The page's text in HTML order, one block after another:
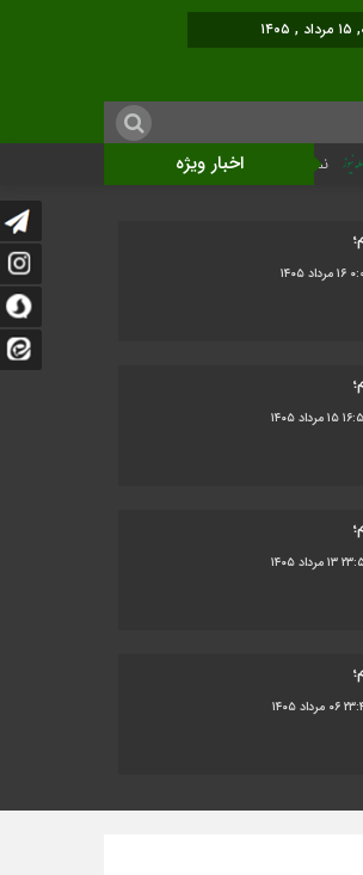
اخبار ویژه
آثار هنری ویژه ارتحال امام (ره)برگزار میگردد.
۱۶ مرداد ۱۴۰۵
۱۵ مرداد ۱۴۰۵
۱۳ مرداد ۱۴۰۵
۰۶ مرداد ۱۴۰۵